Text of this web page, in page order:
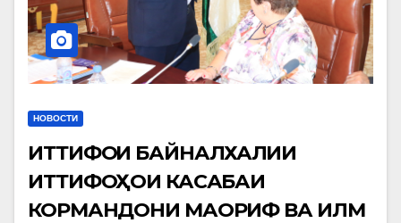
НОВОСТИ
ИТТИФОҚИ БАЙНАЛХАЛҚИИ
ИТТИФОҚҲОИ КАСАБАИ
КОРМАНДОНИ МАОРИФ ВА ИЛМ